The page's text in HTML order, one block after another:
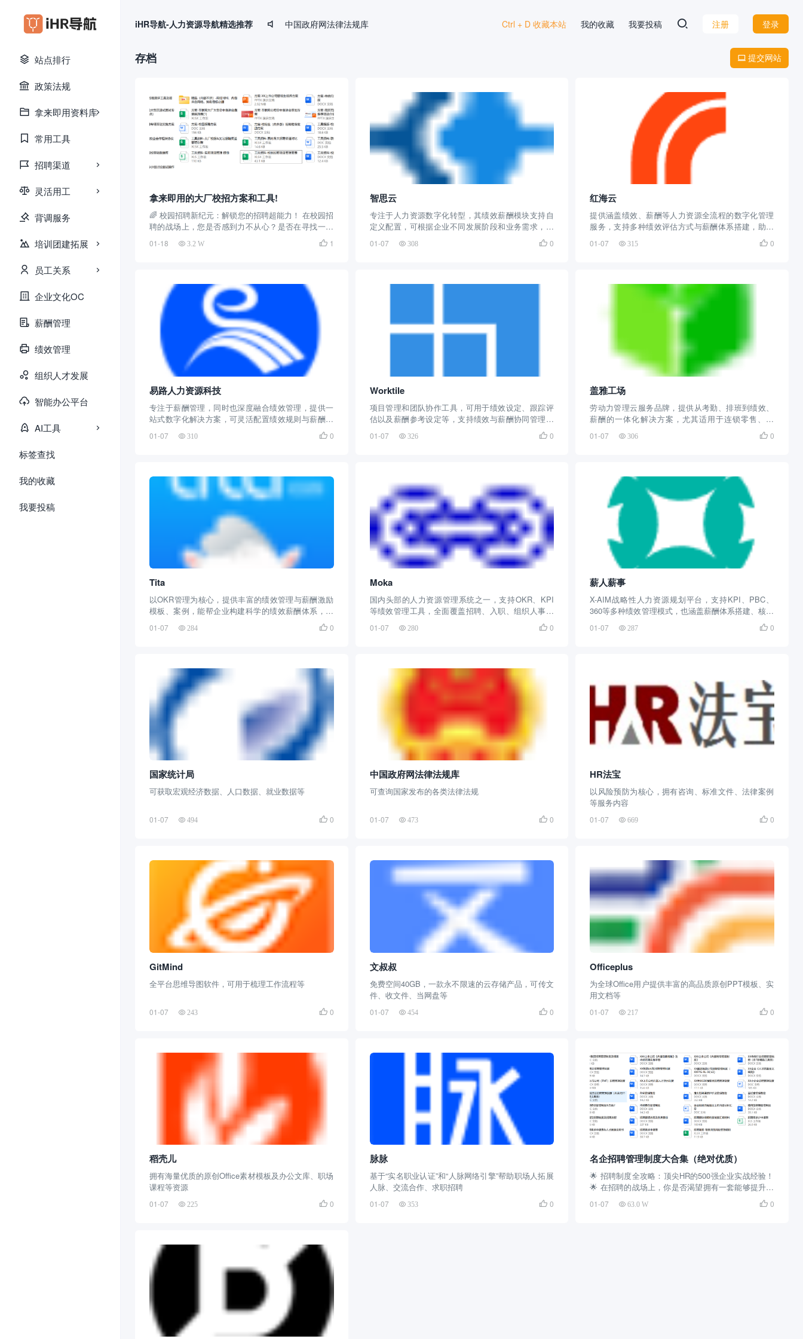
站点排行
政策法规
拿来即用资料库
常用工具
招聘渠道
灵活用工
背调服务
培训团建拓展
员工关系
企业文化OC
薪酬管理
绩效管理
组织人才发展
智能办公平台
AI工具
标签查找
我的收藏
我要投稿
iHR导航-人力资源导航精选推荐 
中国政府网法律法规库
国家统计局
登录
注册
我的收藏 我要投稿
Ctrl + D 收藏本站
存档  提交网站
拿来即用的大厂校招方案和工具!
🌈 校园招聘新纪元：解锁您的招聘超能力！ 在校园招
聘的战场上，您是否感到力不从心？是否在寻找一种
方法，让您的招聘流程更加流畅、高效？我们为您准
备了一系列精心设计的校园招聘工具和方案，旨在帮
01-18 3.2 W  1
智思云
专注于人力资源数字化转型，其绩效薪酬模块支持自
定义配置，可根据企业不同发展阶段和业务需求，打
01-07 308  0
红海云
提供涵盖绩效、薪酬等人力资源全流程的数字化管理
服务，支持多种绩效评估方式与薪酬体系搭建，助力
01-07 315  0
易路人力资源科技
专注于薪酬管理，同时也深度融合绩效管理，提供一
站式数字化解决方案，可灵活配置绩效规则与薪酬核
01-07 310  0
Worktile
项目管理和团队协作工具，可用于绩效设定、跟踪评
估以及薪酬参考设定等，支持绩效与薪酬协同管理，
01-07 326  0
盖雅工场
劳动力管理云服务品牌，提供从考勤、排班到绩效、
薪酬的一体化解决方案，尤其适用于连锁零售、餐
01-07 306  0
Tita
以OKR管理为核心，提供丰富的绩效管理与薪酬激励
模板、案例，能帮企业构建科学的绩效薪酬体系，实
01-07 284  0
Moka
国内头部的人力资源管理系统之一，支持OKR、KPI
等绩效管理工具，全面覆盖招聘、入职、组织人事、
假勤、薪酬、绩效等模块，助力薪酬与绩效的科学关
联与管理
01-07 280  0
薪人薪事
X-AIM战略性人力资源规划平台，支持KPI、PBC、
360等多种绩效管理模式，也涵盖薪酬体系搭建、核算
01-07 287  0
国家统计局
可获取宏观经济数据、人口数据、就业数据等
01-07 494  0
中国政府网法律法规库
可查询国家发布的各类法律法规
01-07 473  0
HR法宝
以风险预防为核心，拥有咨询、标准文件、法律案例
等服务内容
01-07 669  0
GitMind
全平台思维导图软件，可用于梳理工作流程等
01-07 243  0
文叔叔
免费空间40GB，一款永不限速的云存储产品，可传文
件、收文件、当网盘等
01-07 454  0
Officeplus
为全球Office用户提供丰富的高品质原创PPT模板、实
用文档等
01-07 217  0
稻壳儿
拥有海量优质的原创Office素材模板及办公文库、职场
课程等资源
01-07 225  0
脉脉
基于“实名职业认证”和“人脉网络引擎”帮助职场人拓展
人脉、交流合作、求职招聘
01-07 353  0
名企招聘管理制度大合集（绝对优质）
🌟 招聘制度全攻略：顶尖HR的500强企业实战经验！
🌟 在招聘的战场上，你是否渴望拥有一套能够提升效
率、优化流程的秘密武器？现在，我们为你呈现一套
经过500强企业HR实战检验的招聘管理制度及模板，
01-07 63.0 W  0